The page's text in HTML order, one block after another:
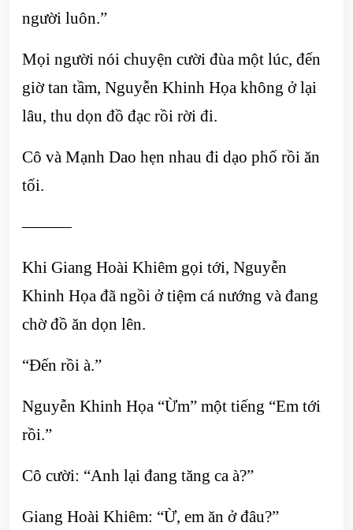
người luôn.”
Mọi người nói chuyện cười đùa một lúc, đến
giờ tan tầm, Nguyễn Khinh Họa không ở lại
lâu, thu dọn đồ đạc rồi rời đi.
Cô và Mạnh Dao hẹn nhau đi dạo phố rồi ăn
tối.
———
Khi Giang Hoài Khiêm gọi tới, Nguyễn
Khinh Họa đã ngồi ở tiệm cá nướng và đang
chờ đồ ăn dọn lên.
“Đến rồi à.”
Nguyễn Khinh Họa “Ừm” một tiếng “Em tới
rồi.”
Cô cười: “Anh lại đang tăng ca à?”
Giang Hoài Khiêm: “Ừ, em ăn ở đâu?”